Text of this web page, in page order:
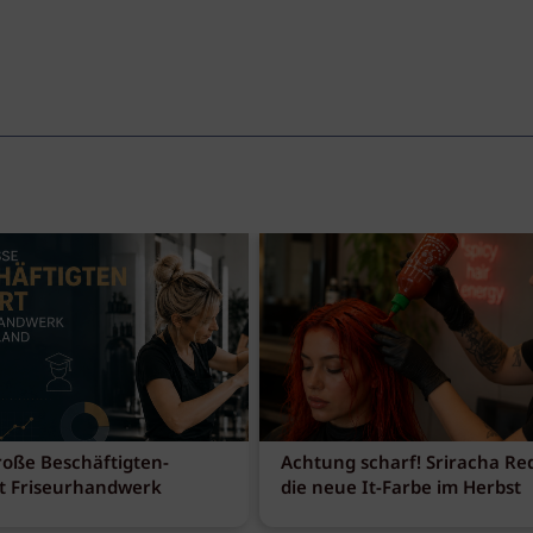
Beschäftigten-
Friseurhandwerk
Achtung scharf! Sriracha
die neue It-Farbe im Herbst